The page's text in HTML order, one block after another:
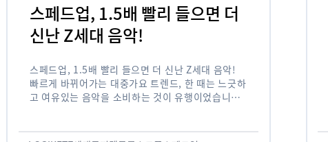
스페드업, 1.5배 빨리 들으면 더
신난 Z세대 음악!
스페드업, 1.5배 빨리 들으면 더 신난 Z세대 음악!
빠르게 바뀌어가는 대중가요 트렌드, 한 때는 느긋하
고 여유있는 음악을 소비하는 것이 유행이었습니다.